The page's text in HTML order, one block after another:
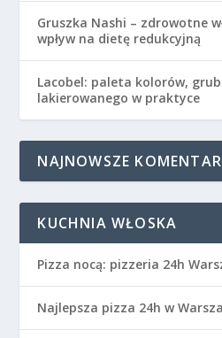
Gruszka Nashi – zdrowotne
wpływ na dietę redukcyjną
Lacobel: paleta kolorów,
lakierowanego w praktyce
NAJNOWSZE
KUCHNIA WŁOSKA
Pizza nocą: pizzeria 24h
Najlepsza pizza 24h w